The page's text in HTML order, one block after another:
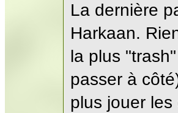
La dernière
Harkaan.
la plus
passer à
plus jouer